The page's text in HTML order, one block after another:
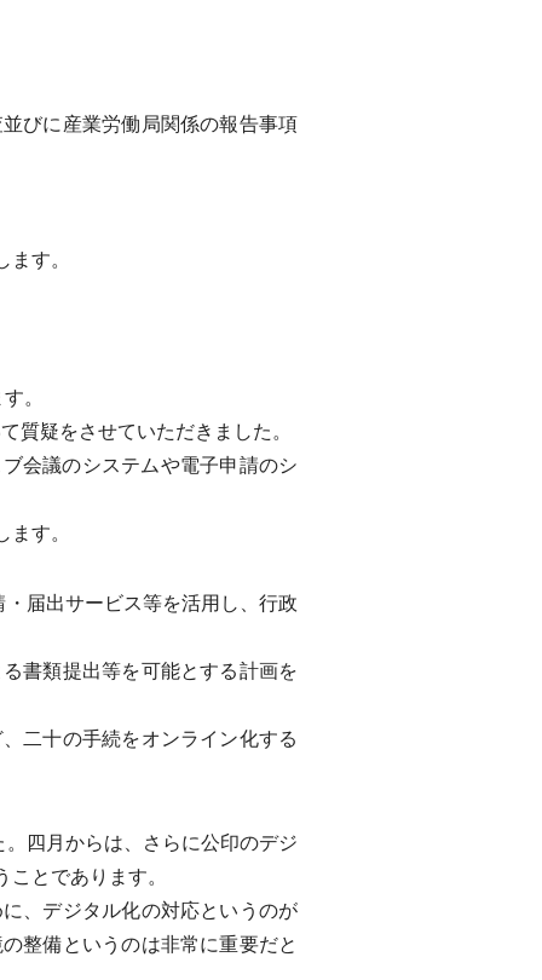
びに産業労働局関係の報告事項
す。
。
質疑をさせていただきました。
会議のシステムや電子申請のシ
す。
届出サービス等を活用し、行政
書類提出等を可能とする計画を
二十の手続をオンライン化する
四月からは、さらに公印のデジ
とであります。
、デジタル化の対応というのが
整備というのは非常に重要だと